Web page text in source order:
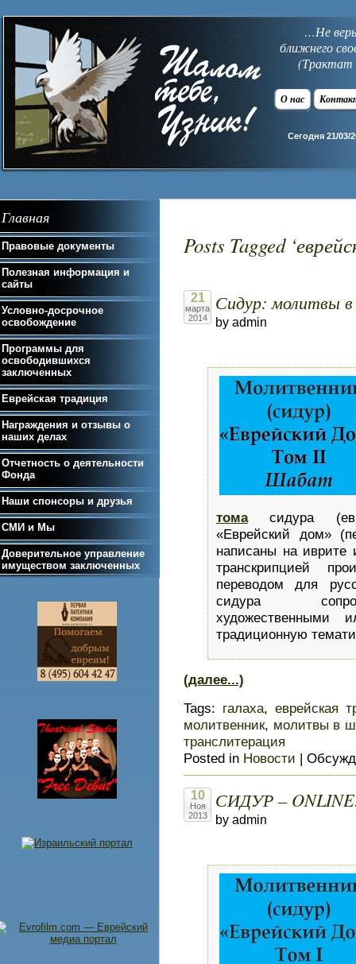
…Не
ближнего
(Трактат
О нас
Сегодня 21/03/
Posts Tagged
21
марта
2014
Сидур: молитвы
by admin
томасидура
«Еврейский дом»
написаны на иврите
транскрипцией
переводом для
сидура
художественными
традиционную
(далее...)
Tags: галаха,еврейская
молитвенник, молитвы в
транслитерация
Posted in Новости |
10
Ноя
2013
СИДУР –
by admin
Главная
Правовые документы
Полезная информация и
сайты
Условно-досрочное
освобождение
Программы для
освободившихся
заключенных
Еврейская традиция
Награждения и отзывы о
наших делах
Отчетность о деятельности
Фонда
Наши спонсоры и друзья
СМИ и Мы
Доверительное управление
имуществом заключенных